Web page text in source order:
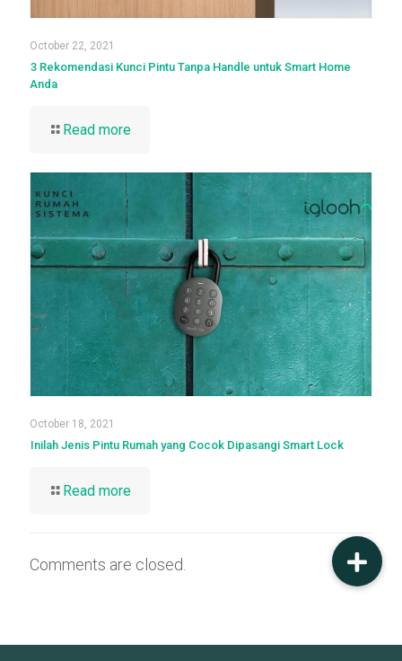
October 22, 2021
3 Rekomendasi Kunci Pintu Tanpa Handle untuk Smart Home
Anda
Read more
October 18, 2021
Inilah Jenis Pintu Rumah yang Cocok Dipasangi Smart Lock
Read more
Comments are closed.